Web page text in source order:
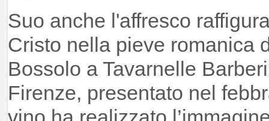
Suo anche l'affresco
Cristo nella pieve romanica
Bossolo a Tavarnelle
Firenze, presentato nel